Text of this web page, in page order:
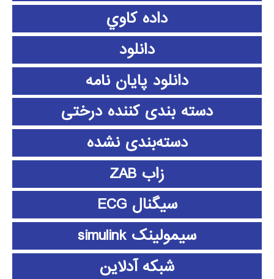
داده كاوي
دانلود
دانلود پايان نامه
دسته بندی کننده درختی
دسته‌بندی نشده
زاب ZAB
سیگنال ECG
سیمولینک simulink
شبکه آدلاین